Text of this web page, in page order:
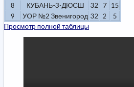
8
КУБАНЬ-3-ДЮСШ 32 7 15
9
УОР №2 Звенигород 32 2
5
Просмотр полной таблицы